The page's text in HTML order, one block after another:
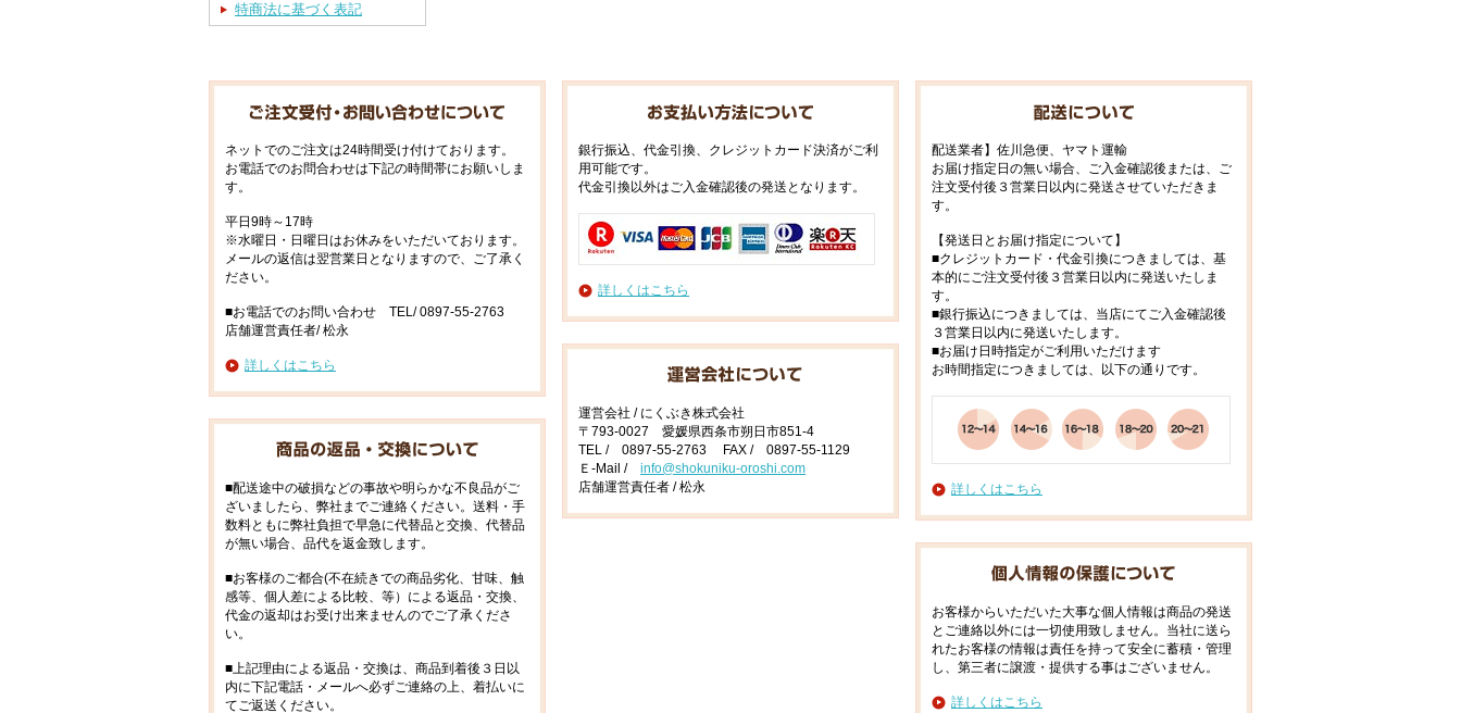
特商法に基づく表記
ネットでのご注文は24時間受け付けております。
お電話でのお問合わせは下記の時間帯にお願いしま
す。
平日9時～17時
※水曜日・日曜日はお休みをいただいております。
メールの返信は翌営業日となりますので、ご了承く
ださい。
■お電話でのお問い合わせ TEL/ 0897-55-2763
店舗運営責任者/ 松永
詳しくはこちら
■配送途中の破損などの事故や明らかな不良品がご
ざいましたら、弊社までご連絡ください。送料・手
数料ともに弊社負担で早急に代替品と交換、代替品
が無い場合、品代を返金致します。
■お客様のご都合(不在続きでの商品劣化、甘味、触
感等、個人差による比較、等）による返品・交換、
代金の返却はお受け出来ませんのでご了承くださ
い。
■上記理由による返品・交換は、商品到着後３日以
内に下記電話・メールへ必ずご連絡の上、着払いに
てご返送ください。
銀行振込、代金引換、クレジットカード決済がご利
用可能です。
代金引換以外はご入金確認後の発送となります。
詳しくはこちら
運営会社 / にくぶき株式会社
〒793-0027 愛媛県西条市朔日市851-4
TEL / 0897-55-2763 FAX / 0897-55-1129
Ｅ-Mail / info@shokuniku-oroshi.com
店舗運営責任者 / 松永
配送業者】佐川急便、ヤマト運輸
お届け指定日の無い場合、ご入金確認後または、ご
注文受付後３営業日以内に発送させていただきま
す。
【発送日とお届け指定について】
■クレジットカード・代金引換につきましては、基
本的にご注文受付後３営業日以内に発送いたしま
す。
■銀行振込につきましては、当店にてご入金確認後
３営業日以内に発送いたします。
■お届け日時指定がご利用いただけます
お時間指定につきましては、以下の通りです。
詳しくはこちら
お客様からいただいた大事な個人情報は商品の発送
とご連絡以外には一切使用致しません。当社に送ら
れたお客様の情報は責任を持って安全に蓄積・管理
し、第三者に譲渡・提供する事はございません。
詳しくはこちら